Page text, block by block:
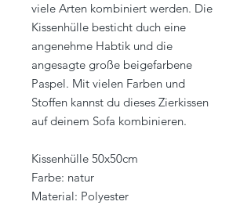
viele Arten kombiniert werden. Die
Kissenhülle besticht duch eine
angenehme Habtik und die
angesagte große beigefarbene
Paspel. Mit vielen Farben und
Stoffen kannst du dieses Zierkissen
auf deinem Sofa kombinieren.
Kissenhülle 50x50cm
Farbe: natur
Material: Polyester